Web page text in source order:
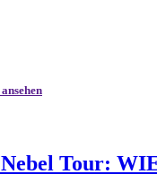
Tour: